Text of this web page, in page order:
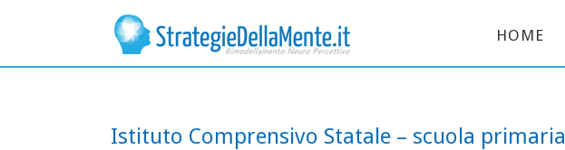
HOME
Istituto Comprensivo Statale – scuola primaria